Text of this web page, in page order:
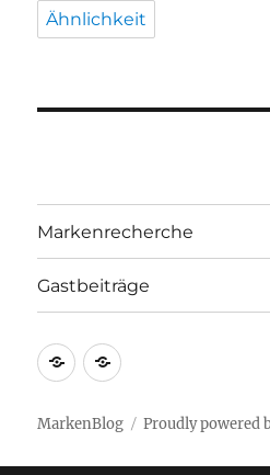
Ähnlichkeit
Markenrecherche
Gastbeiträge
Markenrecherche
Gastbeiträge
MarkenBlog Proudly powered